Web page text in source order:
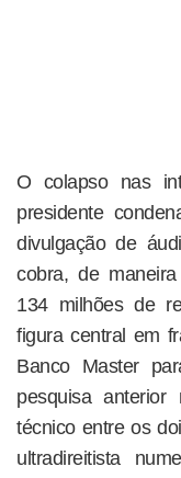
O colapso nas
presidente
divulgação de
cobra, de
134 milhões de
figura central em
Banco Master
pesquisa
técnico entre os
ultradireitista